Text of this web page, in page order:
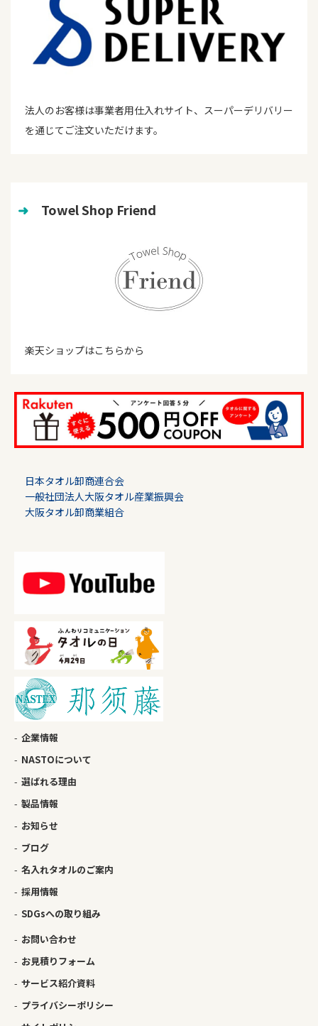
法人のお客様は事業者用仕入れサイト、スーパーデリバリー
を通じてご注文いただけます。
➜ Towel Shop Friend
楽天ショップはこちらから
日本タオル卸商連合会
一般社団法人大阪タオル産業振興会
大阪タオル卸商業組合
企業情報
NASTOについて
選ばれる理由
製品情報
お知らせ
ブログ
名入れタオルのご案内
採用情報
SDGsへの取り組み
お問い合わせ
お見積りフォーム
サービス紹介資料
プライバシーポリシー